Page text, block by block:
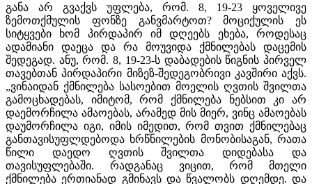
განა არ გვაქვს უფლება, რომ. 8, 19-23 ყოველივე
ზემოთქმულის ფონზე განვმარტოთ? მოციქულის ეს
სიტყვები ხომ პირდაპირ იმ დღეებს ეხება, როდესაც
ადამიანი დაეცა და რა მოუვიდა ქმნილებას დაცემის
შედეგად. ანუ, რომ. 8, 19-23-ს დაბადების წიგნის პირველ
თავებთან პირდაპირი მიზეზ-შედეგობრივი კავშირი აქვს.
„ვინაიდან ქმნილება სასოებით მოელის ღვთის შვილთა
გამოცხადებას, იმიტომ, რომ ქმნილება ნებსით კი არ
დაემორჩილა ამაოებას, არამედ მის მიერ, ვინც ამაოებას
დაუმორჩილა იგი, იმის იმედით, რომ თვით ქმნილებაც
განთავისუფლდებოდა ხრწნილების მონობისაგან, რათა
წილი დაედო ღვთის შვილთა დიდებასა და
თავისუფლებაში. რადგანაც ვიცით, რომ მთელი
ქმნილება ერთიანად გმინავს და წვალობს დღემდე. და